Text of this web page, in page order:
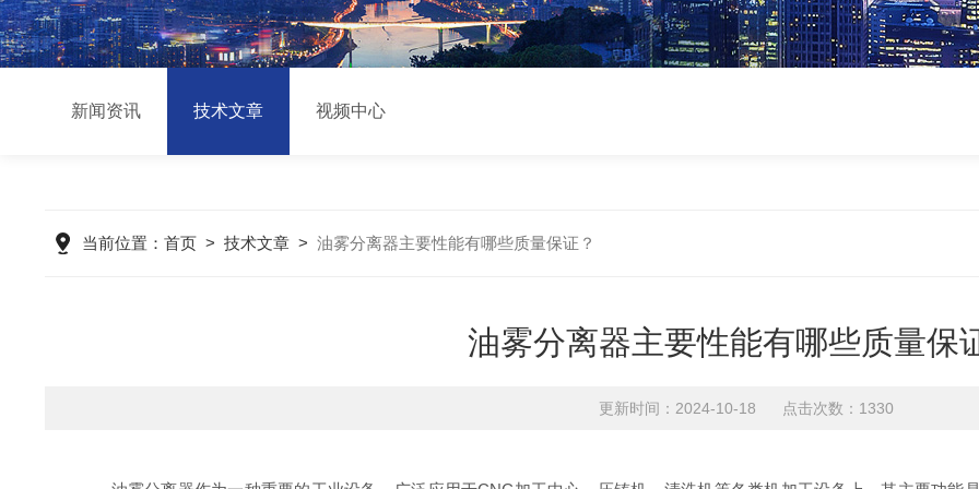
新闻资讯 技术文章 视频中心
当前位置： 首页> 技术文章> 油雾分离器主要性能有哪些质量保证？
油雾分离器主要性能有哪些质量保
更新时间：2024-10-18 点击次数：1330